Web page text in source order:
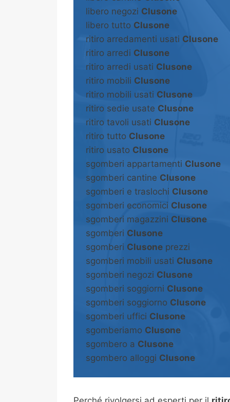
libero negozi Clusone
libero tutto Clusone
ritiro arredamenti usati Clusone
ritiro arredi Clusone
ritiro arredi usati Clusone
ritiro mobili Clusone
ritiro mobili usati Clusone
ritiro sedie usate Clusone
ritiro tavoli usati Clusone
ritiro tutto Clusone
ritiro usato Clusone
sgomberi appartamenti Clusone
sgomberi cantine Clusone
sgomberi e traslochi Clusone
sgomberi economici Clusone
sgomberi magazzini Clusone
sgomberi Clusone
sgomberi Clusone prezzi
sgomberi mobili usati Clusone
sgomberi negozi Clusone
sgomberi soggiorni Clusone
sgomberi soggiorno Clusone
sgomberi uffici Clusone
sgomberiamo Clusone
sgombero a Clusone
sgombero alloggi Clusone